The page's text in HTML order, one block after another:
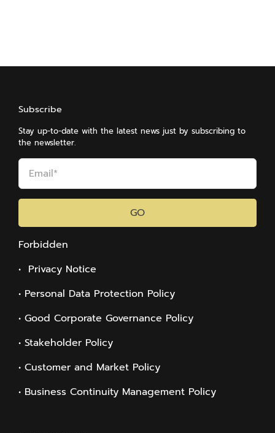
Subscribe
Stay up-to-date with the latest news just by subscribing to
the newsletter.
GO
Forbidden
• Privacy Notice
• Personal Data Protection Policy
• Good Corporate Governance Policy
• Stakeholder Policy
• Customer and Market Policy
• Business Continuity Management Policy